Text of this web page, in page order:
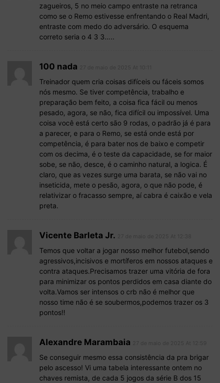
zagueiros, 5 no meio campo entraste na retranca
como se o Remo estivesse enfrentando o Real Madri,
entraste com medo do adversário. O esquema
correto seria o 4 3 3…..
100 nada
Treinador quem cria coisas difíceis ou fáceis somos
nós mesmo. Se tiver competência, trabalho e
preparação bem feito, a coisa fica fácil ou menos
pesado, agora, se não, fica difícil ou impossível. Uma
coisa você está certo são 9 rodas, o padrão já é para
a parecer, e para o Remo, se está onde está por
competência, é para bater nos de baixo e competir
com os decima, é o teste da capacidade, se for maior
sobe, se não, desce, é o caminho natural, a logica. É
claro, que as vezes surge uma barata, se não vai no
inseticida, mete o pesão, agora, o que não pode, é
relativizar o fracasso sempre, aí cabra é caixão e vela
preta.
Vicente Barleta Jr.
Temos que voltar a jogar nosso melhor futebol,sendo
agressivos,incisivos e mortíferos em nossos ataques e
contra ataques.Precisamos trazer uma vitória de fora
para minimizar os pontos perdidos em casa diante do
volta.Vamos ser intensos o crb não é melhor que
nosso time não é se soubermos,podemos trazer os 3
pontos!!
Alexandre Marambaia
Se conseguir mesmo essa consistência da pra brigar
pelo ascesso! Vi uma tabela interessante ontem no
chaves remista, de cada 5 jogos da série B dos 15